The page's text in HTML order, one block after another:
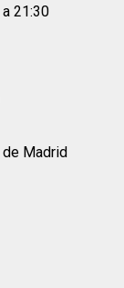
21:30
Madrid